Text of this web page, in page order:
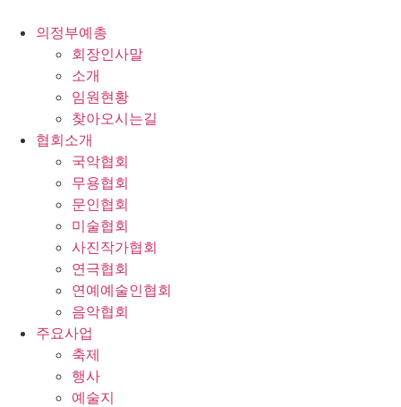
의정부예총
회장인사말
소개
임원현황
찾아오시는길
협회소개
국악협회
무용협회
문인협회
미술협회
사진작가협회
연극협회
연예예술인협회
음악협회
주요사업
축제
행사
예술지